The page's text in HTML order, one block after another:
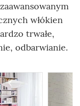
włókien
trwałe,
odbarwianie.